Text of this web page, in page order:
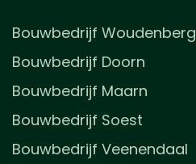
Bouwbedrijf Woudenberg
Bouwbedrijf Doorn
Bouwbedrijf Maarn
Bouwbedrijf Soest
Bouwbedrijf Veenendaal